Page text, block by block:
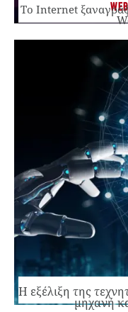
Το Internet
Η εξέλιξη της
μηχανή